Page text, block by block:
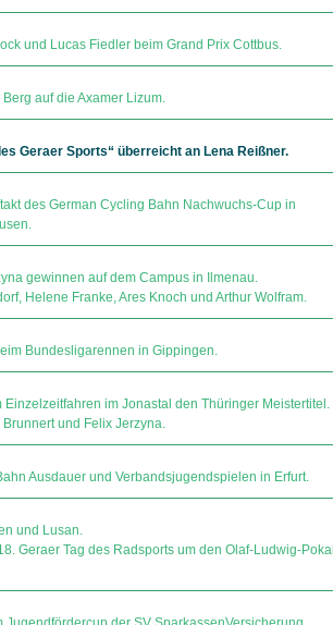
und Lucas Fiedler beim Grand Prix Cottbus.
auf die Axamer Lizum.
Geraer Sports“ überreicht an Lena Reißner.
des German Cycling Bahn Nachwuchs-Cup in
gewinnen auf dem Campus in Ilmenau.
Helene Franke, Ares Knoch und Arthur Wolfram.
Bundesligarennen in Gippingen.
Einzelzeitfahren im Jonastal den Thüringer Meistertitel.
und Felix Jerzyna.
Ausdauer und Verbandsjugendspielen in Erfurt.
und Lusan.
Geraer Tag des Radsports um den Olaf-Ludwig-Pokal